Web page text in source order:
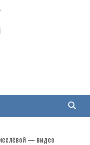
война
в Новороссии, ДНР,
— видео